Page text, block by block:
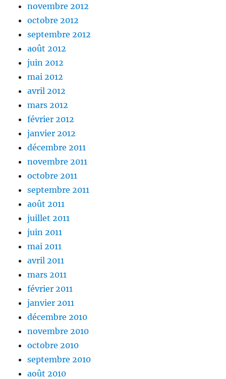
novembre 2012
octobre 2012
septembre 2012
août 2012
juin 2012
mai 2012
avril 2012
mars 2012
février 2012
janvier 2012
décembre 2011
novembre 2011
octobre 2011
septembre 2011
août 2011
juillet 2011
juin 2011
mai 2011
avril 2011
mars 2011
février 2011
janvier 2011
décembre 2010
novembre 2010
octobre 2010
septembre 2010
août 2010